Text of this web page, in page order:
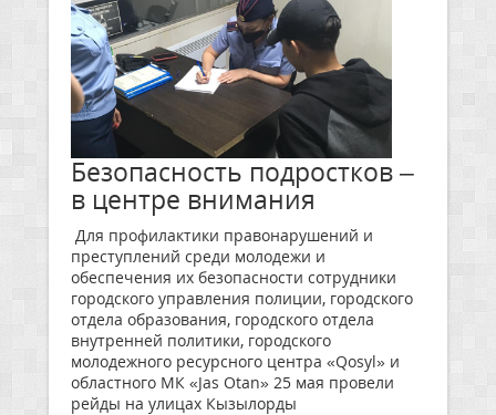
Безопасность подростков –
в центре внимания
Для профилактики правонарушений и
преступлений среди молодежи и
обеспечения их безопасности сотрудники
городского управления полиции, городского
отдела образования, городского отдела
внутренней политики, городского
молодежного ресурсного центра «Qosyl» и
областного МК «Jas Otan» 25 мая провели
рейды на улицах Кызылорды